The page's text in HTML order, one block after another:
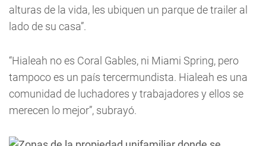
alturas de la vida, les ubiquen un parque de trailer al
lado de su casa”.
“Hialeah no es Coral Gables, ni Miami Spring, pero
tampoco es un país tercermundista. Hialeah es una
comunidad de luchadores y trabajadores y ellos se
merecen lo mejor”, subrayó.